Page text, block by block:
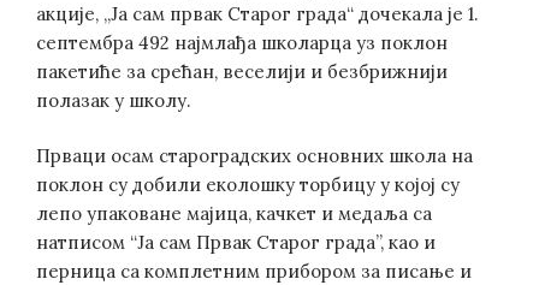
акције, „Ја сам првак Старог града“ дочекала је 1.
септембра 492 најмлађа школарца уз поклон
пакетиће за срећан, веселији и безбрижнији
полазак у школу.
Прваци осам староградских основних школа на
поклон су добили еколошку торбицу у којој су
лепо упаковане мајица, качкет и медаља са
натписом “Ја сам Првак Старог града”, као и
перница са комплетним прибором за писање и